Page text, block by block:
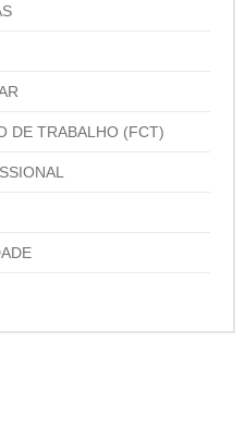
DE TRABALHO (FCT)